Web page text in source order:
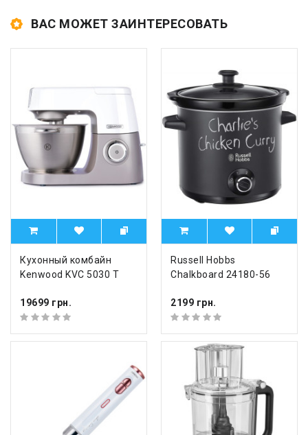
ВАС МОЖЕТ ЗАИНТЕРЕСОВАТЬ
Кухонный комбайн
Kenwood KVC 5030 T
19699 грн.
Russell Hobbs
Chalkboard 24180-56
2199 грн.